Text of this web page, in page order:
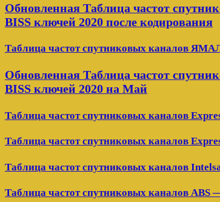
Обновленная Таблица частот
BISS ключей 2020 после кодирования
Таблица частот спутниковых каналов
Обновленная Таблица частот
BISS ключей 2020 на Май
Таблица частот спутниковых каналов
Таблица частот спутниковых каналов
Таблица частот спутниковых каналов
Таблица частот спутниковых каналов ABS